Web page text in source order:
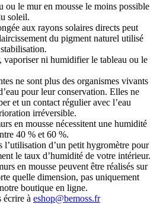
ou le mur en mousse le moins possible
soleil.
aux rayons solaires directs peut
du pigment naturel utilisé
vaporiser ni humidifier le tableau ou le
ne sont plus des organismes vivants
pour leur conservation. Elles ne
et un contact régulier avec l’eau
irréversible.
en mousse nécessitent une humidité
40 % et 60 %.
l’utilisation d’un petit hygromètre pour
le taux d’humidité de votre intérieur.
en mousse peuvent être réalisés sur
quelle dimension, pas uniquement
boutique en ligne.
écrire à eshop@bemoss.fr